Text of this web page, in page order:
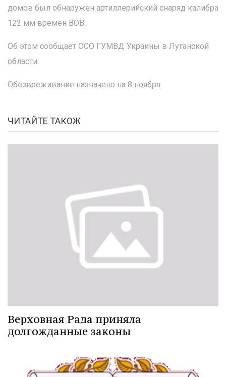
домов был обнаружен артиллерийский снаряд калибра
122 мм времен ВОВ.
Об этом сообщает ОСО ГУМВД Украины в Луганской
области.
Обезвреживание назначено на 8 ноября.
ЧИТАЙТЕ ТАКОЖ
Верховная Рада приняла
долгожданные законы